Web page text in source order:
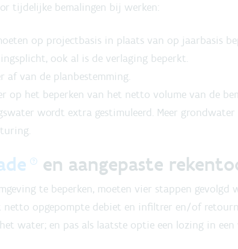
tijdelijke bemalingen bij werken:
op projectbasis in plaats van op jaarbasis
ook al is de verlaging beperkt.
af van de planbestemming.
op het beperken van het netto volume van de
wordt extra gestimuleerd. Meer
en aangepaste
te beperken, moeten vier stappen gevolgd
netto opgepompte debiet en infiltrer en/of
water; en pas als laatste optie een lozing in